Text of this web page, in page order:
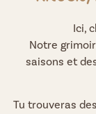
Ici,
Notre
saisons et
Tu trouveras